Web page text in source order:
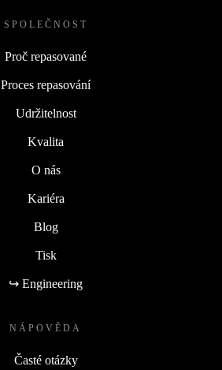
SPOLEČNOST
Proč repasované
Proces repasování
Udržitelnost
Kvalita
O nás
Kariéra
Blog
Tisk
↪ Engineering
NÁPOVĚDA
Časté otázky